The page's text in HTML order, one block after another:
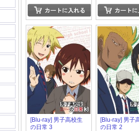
[Blu-ray] 男子高校生
の日常 3
[Blu-ray] 男子
の日常 2